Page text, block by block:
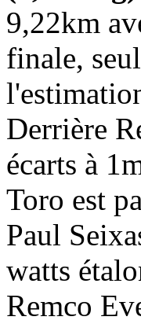
9,22km
finale,
Derrière
écarts à
Toro est
Paul
watts
Remco